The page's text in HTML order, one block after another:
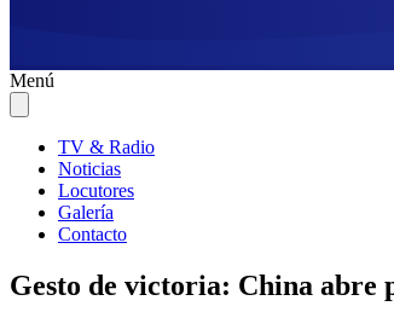
Menú
TV & Radio
Noticias
Locutores
Galería
Contacto
Gesto de victoria: China